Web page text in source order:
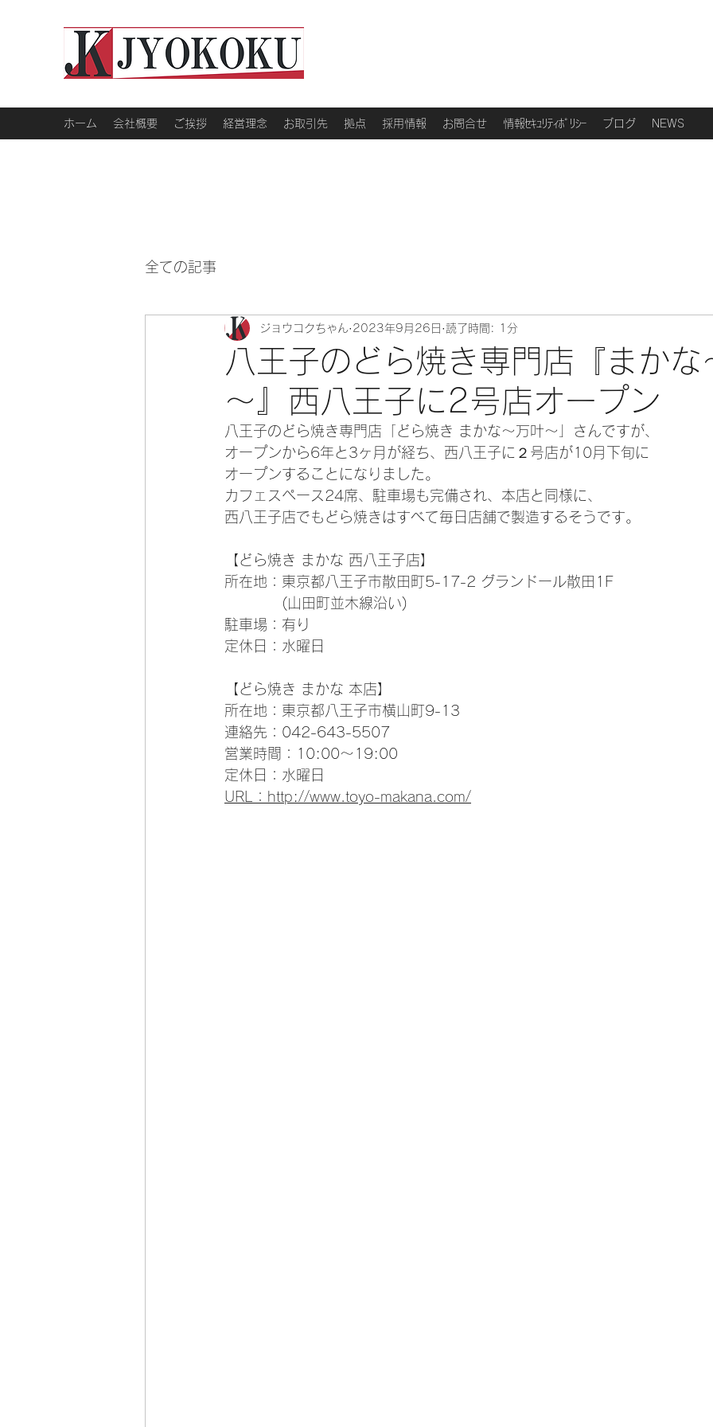
ホーム 会社概要 ご挨拶 経営理念 お取引先 拠点 採用情報 お問合せ 情報ｾｷｭﾘﾃｨﾎﾟﾘｼｰ ブログ NEWS
全ての記事
八王子のどら焼き専門店『まかな
～』西八王子に2号店オープン
ジョウコクちゃん 2023年9月26日 読了時間: 1分
八王子のどら焼き専門店「どら焼き まかな～万叶～」さんですが、
オープンから6年と3ヶ月が経ち、西八王子に２号店が10月下旬に
オープンすることになりました。
カフェスペース24席、駐車場も完備され、本店と同様に、
西八王子店でもどら焼きはすべて毎日店舗で製造するそうです。
【どら焼き まかな 西八王子店】
所在地：東京都八王子市散田町5-17-2 グランドール散田1F
(山田町並木線沿い)
駐車場：有り
定休日：水曜日
【どら焼き まかな 本店】
所在地：東京都八王子市横山町9-13
連絡先：042-643-5507
営業時間：10:00〜19:00
定休日：水曜日
URL：http://www.toyo-makana.com/